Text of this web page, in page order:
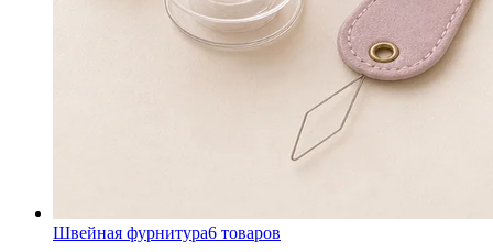
Швейная фурнитура6 товаров